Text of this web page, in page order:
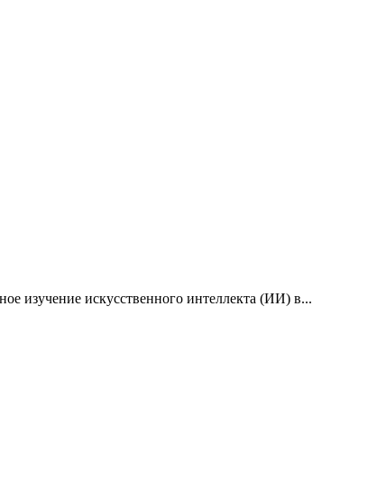
изучение искусственного интеллекта (ИИ) в...